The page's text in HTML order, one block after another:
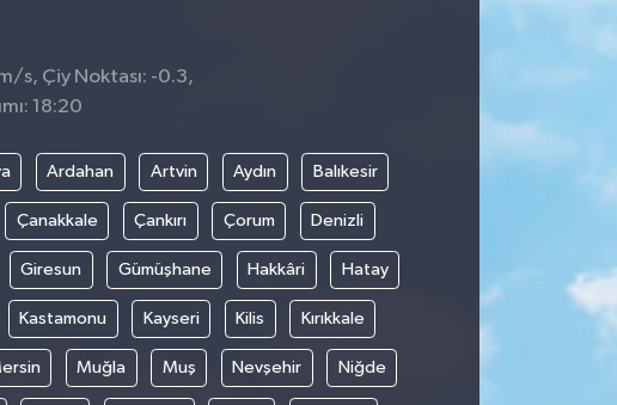
s, Çiy Noktası: -0.3,
18:20
Ardahan Artvin Aydın Balıkesir
Çanakkale Çankırı Çorum Denizli
Giresun Gümüşhane Hakkâri Hatay
Kastamonu Kayseri Kilis Kırıkkale
Muğla Muş Nevşehir Niğde